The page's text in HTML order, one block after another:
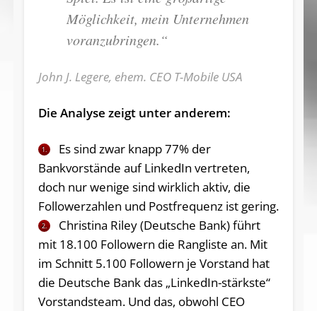
Möglichkeit, mein Unternehmen
voranzubringen.“
John J. Legere, ehem. CEO T-Mobile USA
Die Analyse zeigt unter anderem:
1.
Es sind zwar knapp 77% der
Bankvorstände auf LinkedIn vertreten,
doch nur wenige sind wirklich aktiv, die
Followerzahlen und Postfrequenz ist gering.
2.
Christina Riley (Deutsche Bank) führt
mit 18.100 Followern die Rangliste an. Mit
im Schnitt 5.100 Followern je Vorstand hat
die Deutsche Bank das „LinkedIn-stärkste“
Vorstandsteam. Und das, obwohl CEO